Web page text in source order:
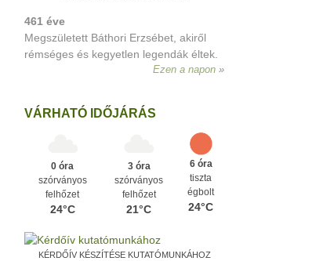
196 éve
Megszületett Kondor Gusztáv
csillagász, matematikus, egyetemi
VÁRHATÓ IDŐJÁRÁS
0 óra
szórványos
felhőzet
24°C
3 óra
szórványos
felhőzet
21°C
6 óra
tiszta
égbolt
24°C
KÉRDŐÍV KÉSZÍTÉSE KUTATÓMUNKÁHOZ